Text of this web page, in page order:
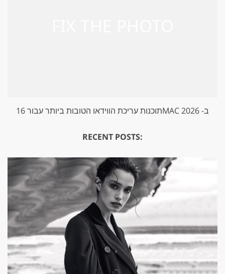
16 תוכנות עריכת הווידאו הטובות ביותר עבורMAC ב- 2026
RECENT POSTS: